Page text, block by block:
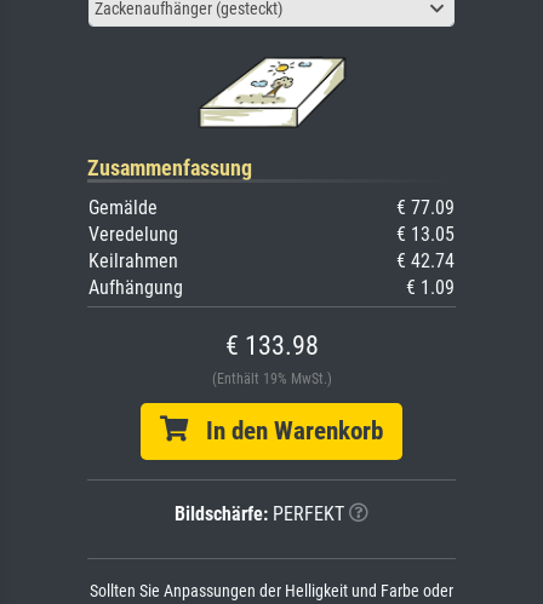
Zackenaufhänger (gesteckt)
Zusammenfassung
Gemälde
€ 77.09
Veredelung
€ 13.05
Keilrahmen
€ 42.74
Aufhängung
€ 1.09
€ 133.98
(Enthält 19% MwSt.)
In den Warenkorb
Bildschärfe: PERFEKT
Sollten Sie Anpassungen der Helligkeit und Farbe oder